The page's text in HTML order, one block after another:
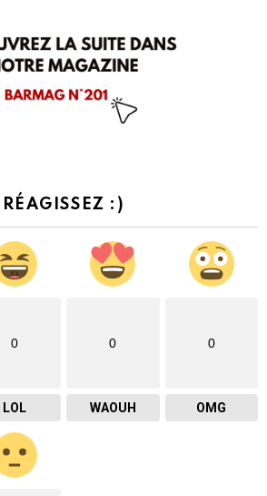
RÉAGISSEZ :)
0
LOL
0
WAOUH
0
OMG